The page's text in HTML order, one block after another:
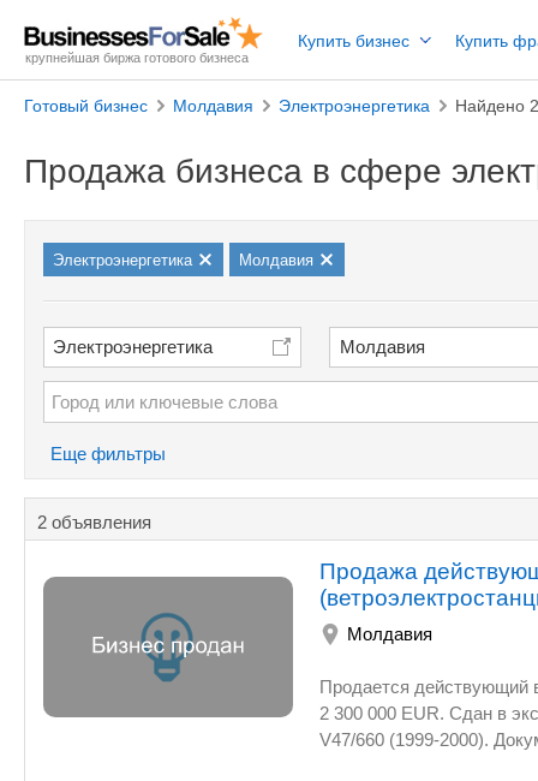
крупнейшая биржа готового бизнеса
Купить бизнес Купить
Готовый бизнес Молдавия Электроэнергетика Найдено
Продажа бизнеса в сфере
Электроэнергетика Молдавия
Электроэнергетика Молдавия
Еще фильтры
2 объявления
Продажа
Молдавия
Продается действующий
2 300 000 EUR. Сдан в
V47/660 (1999-2000).